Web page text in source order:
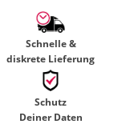
Schnelle &
diskrete Lieferung
Schutz
Deiner Daten